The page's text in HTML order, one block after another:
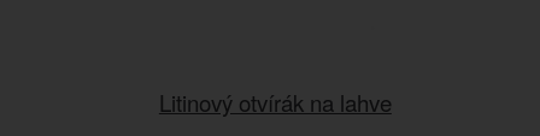
Litinový otvírák na lahve